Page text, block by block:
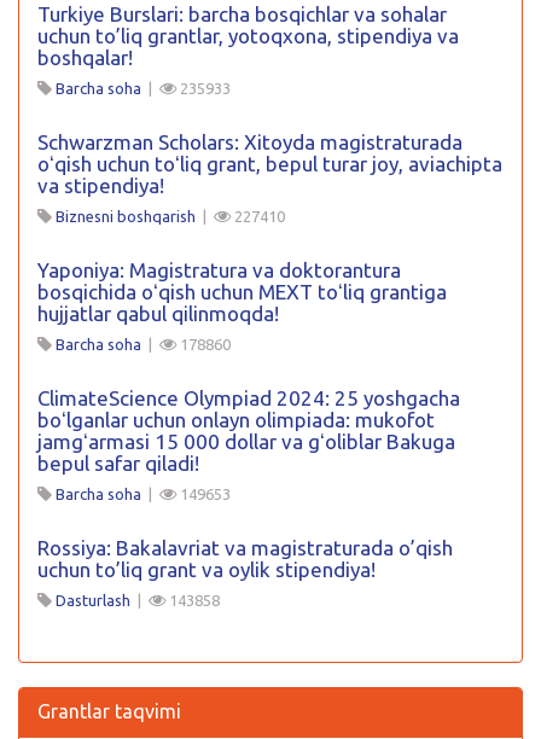
Turkiye Burslari: barcha bosqichlar va sohalar
uchun to’liq grantlar, yotoqxona, stipendiya va
boshqalar!
Barcha soha | 235933
Schwarzman Scholars: Xitoyda magistraturada
oʻqish uchun toʻliq grant, bepul turar joy, aviachipta
va stipendiya!
Biznesni boshqarish | 227410
Yaponiya: Magistratura va doktorantura
bosqichida oʻqish uchun MEXT toʻliq grantiga
hujjatlar qabul qilinmoqda!
Barcha soha | 178860
ClimateScience Olympiad 2024: 25 yoshgacha
boʻlganlar uchun onlayn olimpiada: mukofot
jamgʻarmasi 15 000 dollar va gʻoliblar Bakuga
bepul safar qiladi!
Barcha soha | 149653
Rossiya: Bakalavriat va magistraturada o’qish
uchun to’liq grant va oylik stipendiya!
Dasturlash | 143858
Grantlar taqvimi